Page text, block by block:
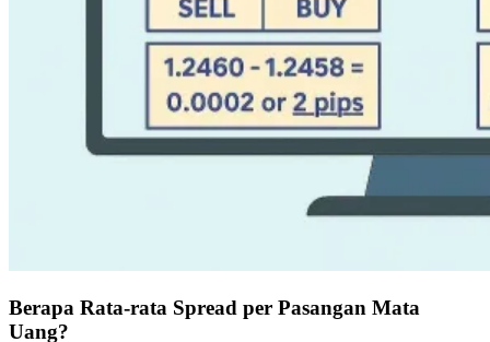
Berapa Rata-rata Spread per Pasangan Mata
Uang?